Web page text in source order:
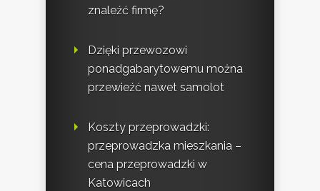
znaleźć firmę?
Dzięki przewozowi
ponadgabarytowemu można
przewieźć nawet samolot
Koszty przeprowadzki:
przeprowadzka mieszkania –
cena przeprowadzki w
Katowicach